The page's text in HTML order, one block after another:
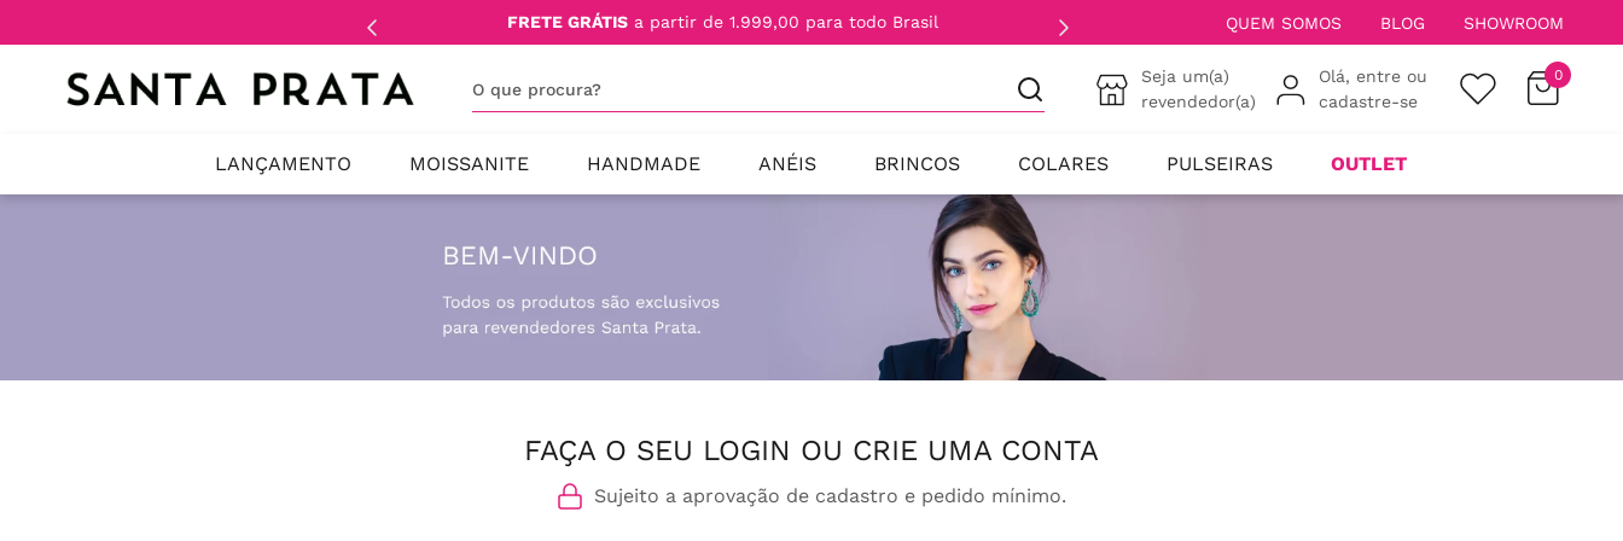
FRETE GRÁTIS a partir de 1.999,00 para todo Brasil QUEM SOMOS BLOG SHOWROOM
Seja um(a)
revendedor(a)
Olá, entre ou
cadastre-se
0
LANÇAMENTO MOISSANITE HANDMADE ANÉIS BRINCOS COLARES PULSEIRAS OUTLET
FAÇA O SEU LOGIN OU CRIE UMA CONTA
Sujeito a aprovação de cadastro e pedido mínimo.